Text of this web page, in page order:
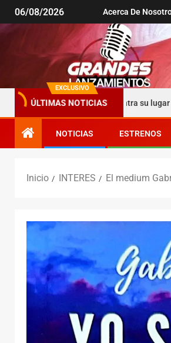
06/08/2026 Acerca De
EXCLUSIVO
ÚLTIMAS NOTICIAS
que encuentra su lugar en el corazón
NOTICIAS ESTRENOS
Inicio INTERES El medium